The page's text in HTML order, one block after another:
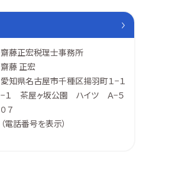
齋藤正宏税理士事務所
齋藤 正宏
愛知県名古屋市千種区揚羽町１−１
−１ 茶屋ヶ坂公園 ハイツ Ａ−５
０７
（電話番号を表示）